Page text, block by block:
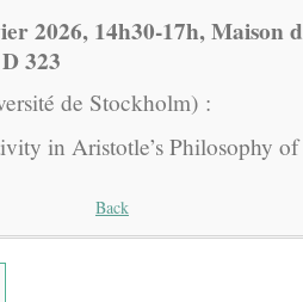
2026, 14h30-17h, Maison
323
de Stockholm) :
in Aristotle’s Philosophy
Back